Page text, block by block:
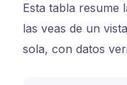
Esta tabla resume
las veas de un
sola, con datos